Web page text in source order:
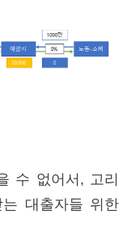
수 없어서, 고리
대출자들 위한